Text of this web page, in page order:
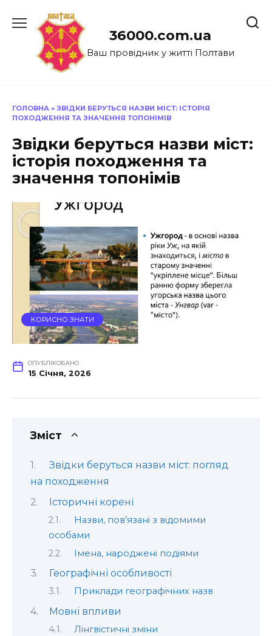
до
36000.com.ua
Ваш провідник у житті Полтави
ГОЛОВНА » ЗВІДКИ БЕРУТЬСЯ НАЗВИ МІСТ: ІСТОРІЯ
ПОХОДЖЕННЯ ТА ЗНАЧЕННЯ ТОПОНІМІВ
Звідки беруться назви міст:
історія походження та
значення топонімів
КОРИСНО ЗНАТИ
ОПУБЛІКОВАНО
15 Січня, 2026
Зміст
Звідки беруться назви міст: погляд
на походження
Історичні корені
Назви, пов’язані з відомими
особами
Імена, народжені подіями
Географічні особливості
Приклади географічних назв
Мовні впливи
Лінгвістичні зміни